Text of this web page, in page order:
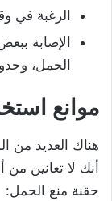
الرغبة في
الإصابة
الحمل،
موانع
هناك العديد من
أنك لا تعانين
حقنة منع الحمل: